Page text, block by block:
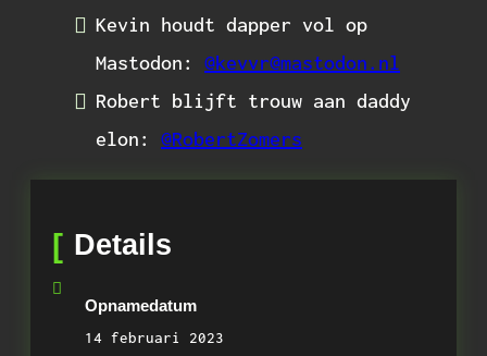
Kevin houdt dapper vol op
Mastodon: @kevvr@mastodon.nl
Robert blijft trouw aan daddy
elon: @RobertZomers
Details
Opnamedatum
14 februari 2023